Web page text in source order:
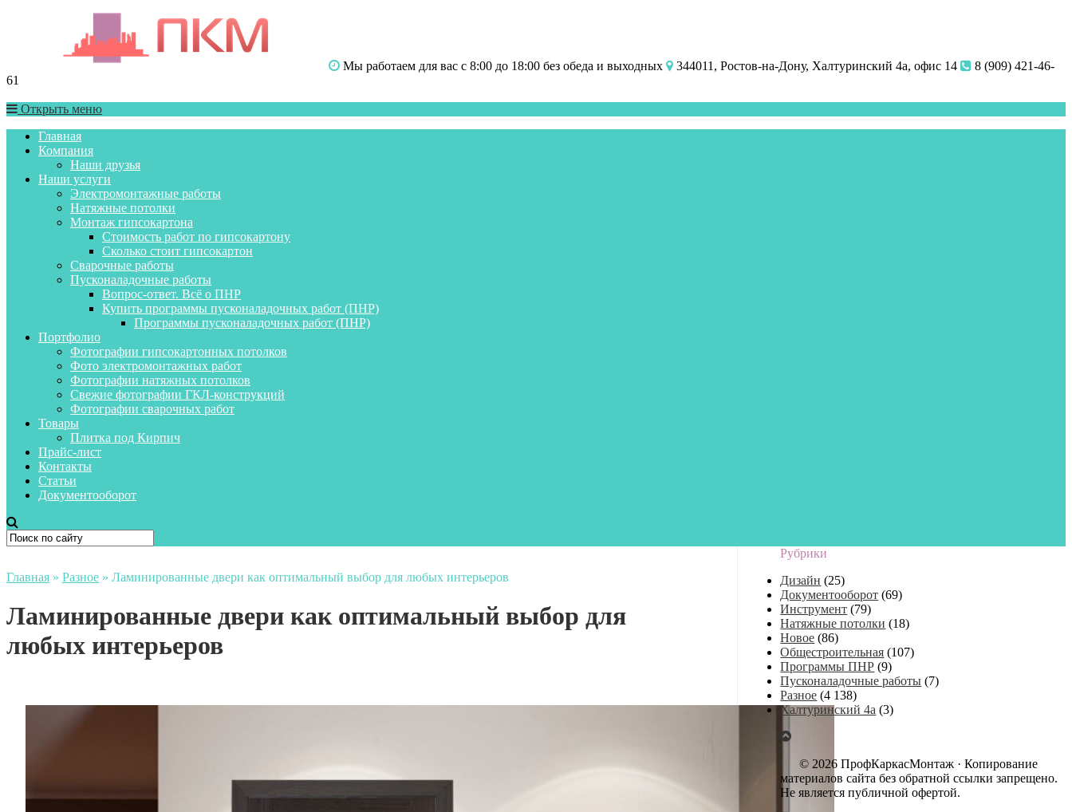
Мы работаем для вас с 8:00 до 18:00 без обеда и выходных 344011, Ростов-на-Дону, Халтуринский 4а, офис 14
8 (909) 421-46-
61
Открыть меню
Главная
Компания
Наши друзья
Наши услуги
Электромонтажные работы
Натяжные потолки
Монтаж гипсокартона
Стоимость работ по гипсокартону
Сколько стоит гипсокартон
Сварочные работы
Пусконаладочные работы
Вопрос-ответ. Всё о ПНР
Купить программы пусконаладочных работ (ПНР)
Программы пусконаладочных работ (ПНР)
Портфолио
Фотографии гипсокартонных потолков
Фото электромонтажных работ
Фотографии натяжных потолков
Свежие фотографии ГКЛ-конструкций
Фотографии сварочных работ
Товары
Плитка под Кирпич
Прайс-лист
Контакты
Статьи
Документооборот
Главная » Разное » Ламинированные двери как оптимальный выбор для любых интерьеров
Ламинированные двери как оптимальный выбор для
любых интерьеров
Рубрики
Дизайн (25)
Документооборот (69)
Инструмент (79)
Натяжные потолки (18)
Новое (86)
Общестроительная (107)
Программы ПНР (9)
Пусконаладочные работы (7)
Разное (4 138)
Халтуринский 4а (3)
© 2026 ПрофКаркасМонтаж · Копирование
материалов сайта без обратной ссылки запрещено.
Не является публичной офертой.